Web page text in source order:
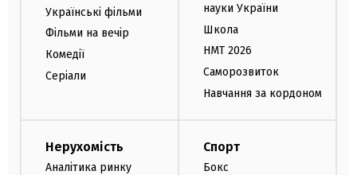
Українські фільми
Фільми на вечір
Комедії
Серіали
науки України
Школа
НМТ 2026
Саморозвиток
Навчання за кордоном
Нерухомість
Аналітика ринку
Спорт
Бокс